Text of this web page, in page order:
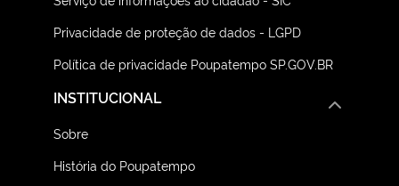
Privacidade de proteção de dados - LGPD
Política de privacidade Poupatempo SP.GOV.BR
INSTITUCIONAL
Sobre
História do Poupatempo